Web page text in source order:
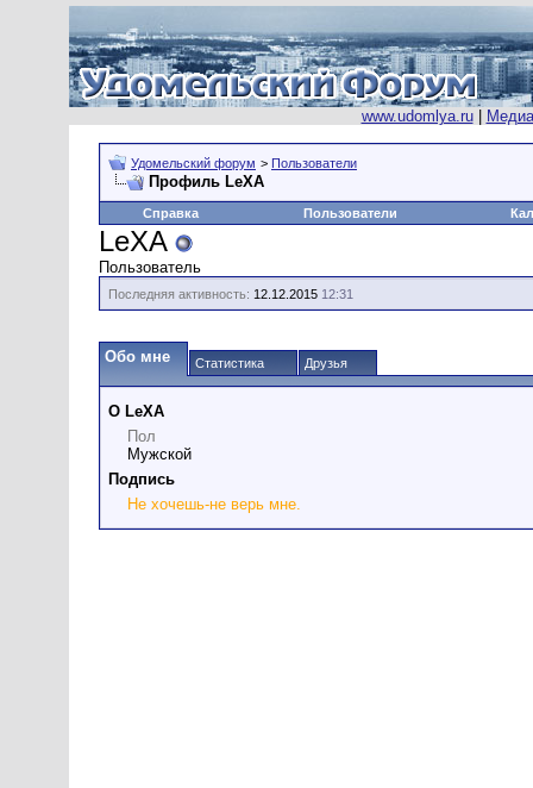
www.udomlya.ru|
Удомельский форум > Пользователи
Профиль LeXA
Справка Пользователи
LeXA
Пользователь
Последняя активность: 12.12.2015 12:31
Обо мне Статистика Друзья
О LeXA
Пол
Мужской
Подпись
Не хочешь-не верь мне.